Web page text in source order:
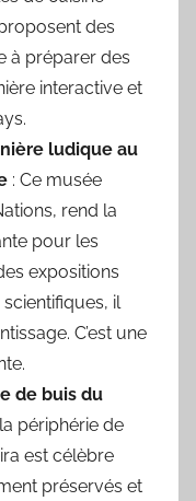
des
à préparer des
interactive et
ludique au
: Ce musée
rend la
pour les
expositions
il
C’est une
de buis du
périphérie de
est célèbre
préservés et